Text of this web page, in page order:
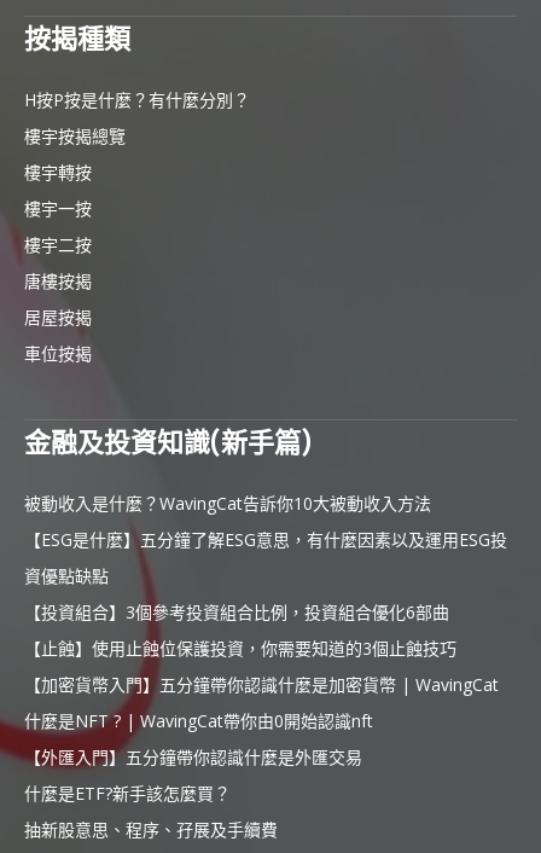
按揭種類
H按P按是什麼？有什麼分別？
樓宇按揭總覽
樓宇轉按
樓宇一按
樓宇二按
唐樓按揭
居屋按揭
車位按揭
金融及投資知識(新手篇)
被動收入是什麼？WavingCat告訴你10大被動收入方法
【ESG是什麼】五分鐘了解ESG意思，有什麼因素以及運用ESG投
資優點缺點
【投資組合】3個參考投資組合比例，投資組合優化6部曲
【止蝕】使用止蝕位保護投資，你需要知道的3個止蝕技巧
【加密貨幣入門】五分鐘帶你認識什麼是加密貨幣 | WavingCat
什麼是NFT ? | WavingCat帶你由0開始認識nft
【外匯入門】五分鐘帶你認識什麼是外匯交易
什麼是ETF?新手該怎麼買？
抽新股意思、程序、孖展及手續費